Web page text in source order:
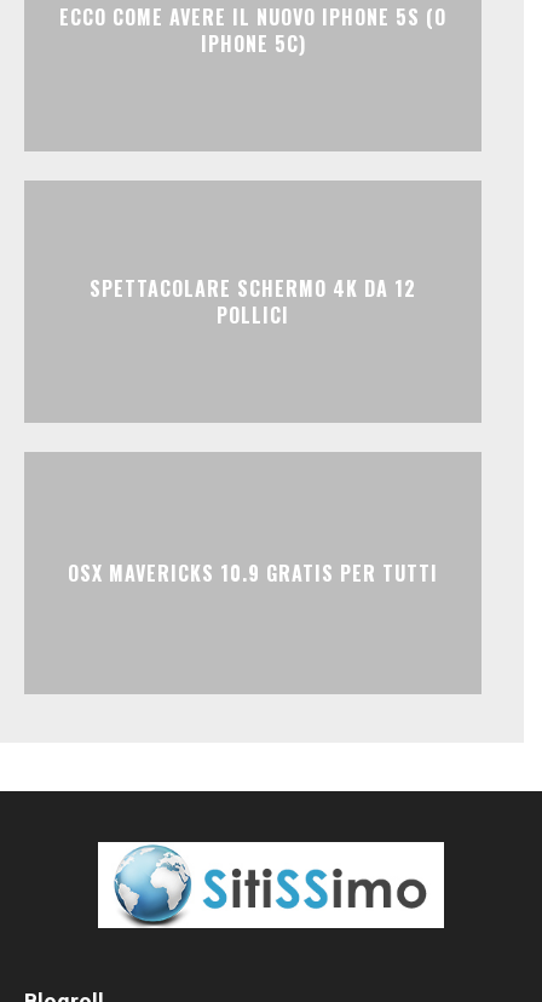
ECCO COME AVERE IL NUOVO IPHONE 5S (O
IPHONE 5C)
SPETTACOLARE SCHERMO 4K DA 12
POLLICI
OSX MAVERICKS 10.9 GRATIS PER TUTTI